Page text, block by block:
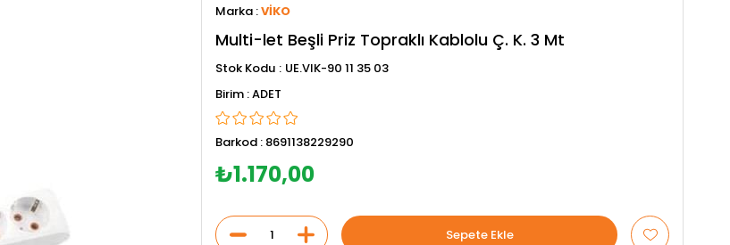
Marka :VİKO
Multi-let Beşli Priz Topraklı Kablolu Ç. K. 3 Mt
Stok Kodu
UE.VIK-90 11 35 03
ADET
Barkod : 8691138229290
₺1.170,00